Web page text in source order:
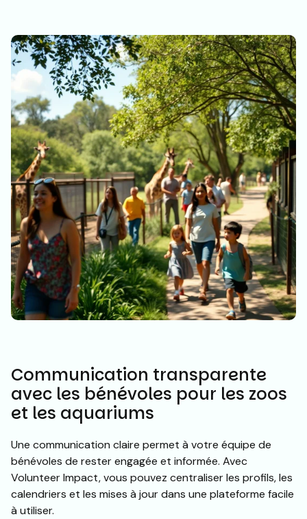
Communication transparente
avec les bénévoles pour les zoos
et les aquariums
Une communication claire permet à votre équipe de
bénévoles de rester engagée et informée. Avec
Volunteer Impact, vous pouvez centraliser les profils, les
calendriers et les mises à jour dans une plateforme facile
à utiliser.